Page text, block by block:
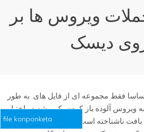
ویروس ها بر
دیسک
فقط مجموعه ای از فایل های. به طور
ویروس آلوده باز کردن یک پوشه در اختیار
ناشناخته است در مورد همان. حقیقت
file konponketa